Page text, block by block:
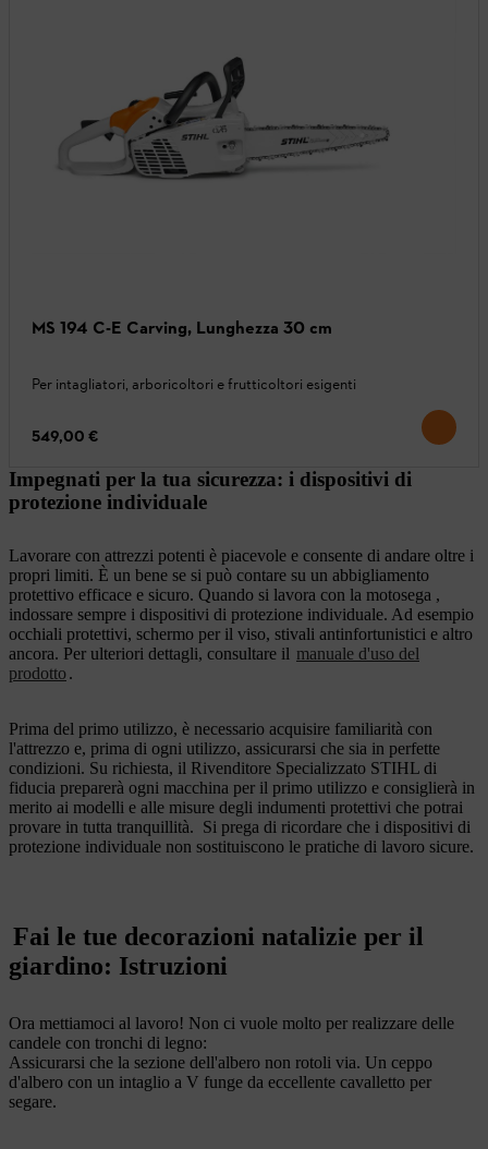
MS 194 C-E Carving, Lunghezza 30 cm
Per intagliatori, arboricoltori e frutticoltori esigenti
549,00 €
Impegnati per la tua sicurezza: i dispositivi di
protezione individuale
Lavorare con attrezzi potenti è piacevole e consente di andare oltre i
propri limiti. È un bene se si può contare su un abbigliamento
protettivo efficace e sicuro. Quando si lavora con la motosega ,
indossare sempre i dispositivi di protezione individuale. Ad esempio
occhiali protettivi, schermo per il viso, stivali antinfortunistici e altro
ancora. Per ulteriori dettagli, consultare il manuale d'uso del
prodotto .
Prima del primo utilizzo, è necessario acquisire familiarità con
l'attrezzo e, prima di ogni utilizzo, assicurarsi che sia in perfette
condizioni. Su richiesta, il Rivenditore Specializzato STIHL di
fiducia preparerà ogni macchina per il primo utilizzo e consiglierà in
merito ai modelli e alle misure degli indumenti protettivi che potrai
provare in tutta tranquillità. Si prega di ricordare che i dispositivi di
protezione individuale non sostituiscono le pratiche di lavoro sicure.
Fai le tue decorazioni natalizie per il
giardino: Istruzioni
Ora mettiamoci al lavoro! Non ci vuole molto per realizzare delle
candele con tronchi di legno:
Assicurarsi che la sezione dell'albero non rotoli via. Un ceppo
d'albero con un intaglio a V funge da eccellente cavalletto per
segare.